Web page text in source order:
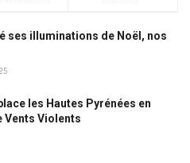
ses illuminations de Noël, nos
les Hautes Pyrénées en
Vents Violents